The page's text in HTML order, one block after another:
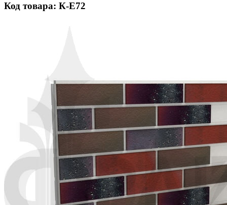
Код товара: К-Е72